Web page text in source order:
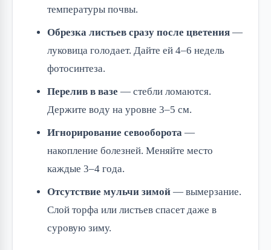
температуры почвы.
Обрезка листьев сразу после цветения —
луковица голодает. Дайте ей 4–6 недель
фотосинтеза.
Перелив в вазе — стебли ломаются.
Держите воду на уровне 3–5 см.
Игнорирование севооборота —
накопление болезней. Меняйте место
каждые 3–4 года.
Отсутствие мульчи зимой — вымерзание.
Слой торфа или листьев спасет даже в
суровую зиму.